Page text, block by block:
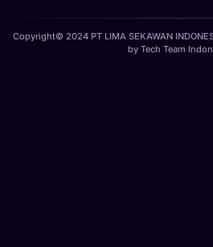
Copyright© 2024 PT LIMA SEKAWAN
by Tech Team